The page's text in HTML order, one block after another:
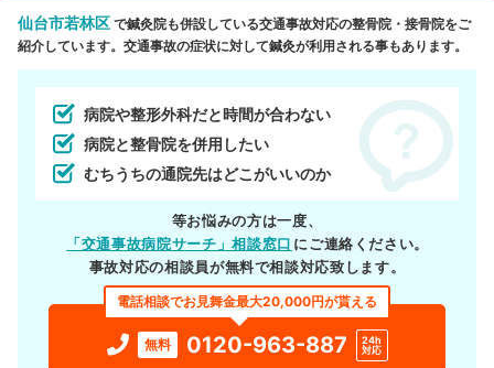
仙台市若林区 で鍼灸院も併設している交通事故対応の整骨院・接骨院をご
紹介しています。交通事故の症状に対して鍼灸が利用される事もあります。
病院や整形外科だと時間が合わない
病院と整骨院を併用したい
むちうちの通院先はどこがいいのか
等お悩みの方は一度、
「交通事故病院サーチ」相談窓口 にご連絡ください。
事故対応の相談員が無料で相談対応致します。
電話相談でお見舞金最大20,000円が貰える
無料 0120-963-887
24h
対応